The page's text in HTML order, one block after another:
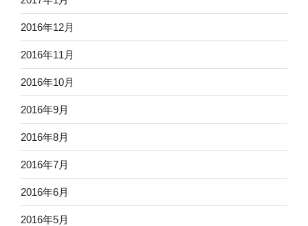
2016年12月
2016年11月
2016年10月
2016年9月
2016年8月
2016年7月
2016年6月
2016年5月